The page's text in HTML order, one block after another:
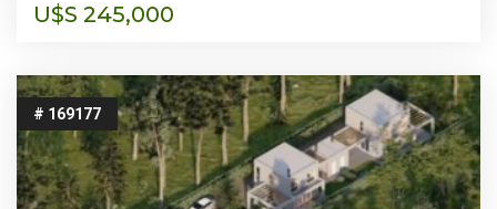
U$S 245,000
# 169177